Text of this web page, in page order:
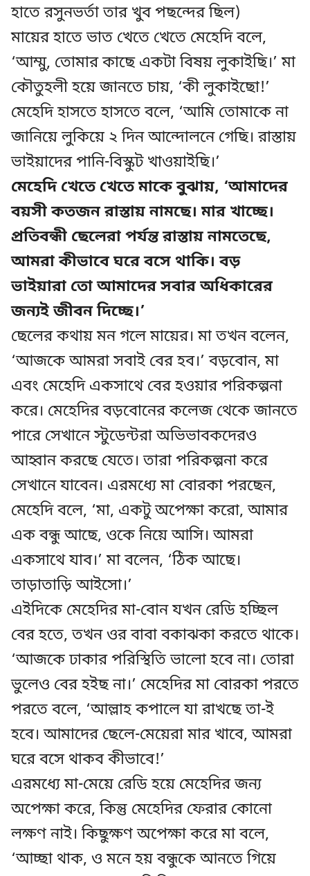
হাতে রসুনভর্তা তার খুব পছন্দের ছিল)
মায়ের হাতে ভাত খেতে খেতে মেহেদি বলে,
‘আম্মু, তোমার কাছে একটা বিষয় লুকাইছি।’ মা
কৌতুহলী হয়ে জানতে চায়, ‘কী লুকাইছো!’
মেহেদি হাসতে হাসতে বলে, ‘আমি তোমাকে না
জানিয়ে লুকিয়ে ২ দিন আন্দোলনে গেছি। রাস্তায়
ভাইয়াদের পানি-বিস্কুট খাওয়াইছি।’
মেহেদি খেতে খেতে মাকে বুঝায়, ‘আমাদের
বয়সী কতজন রাস্তায় নামছে। মার খাচ্ছে।
প্রতিবন্ধী ছেলেরা পর্যন্ত রাস্তায় নামতেছে,
আমরা কীভাবে ঘরে বসে থাকি। বড়
ভাইয়ারা তো আমাদের সবার অধিকারের
জন্যই জীবন দিচ্ছে।’
ছেলের কথায় মন গলে মায়ের। মা তখন বলেন,
‘আজকে আমরা সবাই বের হব।’ বড়বোন, মা
এবং মেহেদি একসাথে বের হওয়ার পরিকল্পনা
করে। মেহেদির বড়বোনের কলেজ থেকে জানতে
পারে সেখানে স্টুডেন্টরা অভিভাবকদেরও
আহ্বান করছে যেতে। তারা পরিকল্পনা করে
সেখানে যাবেন। এরমধ্যে মা বোরকা পরছেন,
মেহেদি বলে, ‘মা, একটু অপেক্ষা করো, আমার
এক বন্ধু আছে, ওকে নিয়ে আসি। আমরা
একসাথে যাব।’ মা বলেন, ‘ঠিক আছে।
তাড়াতাড়ি আইসো।’
এইদিকে মেহেদির মা-বোন যখন রেডি হচ্ছিল
বের হতে, তখন ওর বাবা বকাঝকা করতে থাকে।
‘আজকে ঢাকার পরিস্থিতি ভালো হবে না। তোরা
ভুলেও বের হইছ না।’ মেহেদির মা বোরকা পরতে
পরতে বলে, ‘আল্লাহ কপালে যা রাখছে তা-ই
হবে। আমাদের ছেলে-মেয়েরা মার খাবে, আমরা
ঘরে বসে থাকব কীভাবে!’
এরমধ্যে মা-মেয়ে রেডি হয়ে মেহেদির জন্য
অপেক্ষা করে, কিন্তু মেহেদির ফেরার কোনো
লক্ষণ নাই। কিছুক্ষণ অপেক্ষা করে মা বলে,
‘আচ্ছা থাক, ও মনে হয় বন্ধুকে আনতে গিয়ে